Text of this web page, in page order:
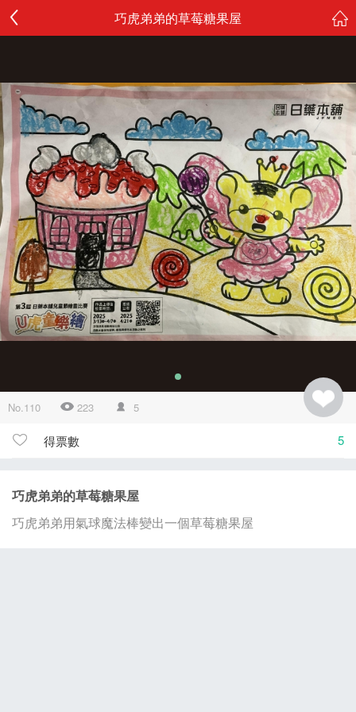
巧虎弟弟的草莓糖果屋
No.110 223 5
得票數 5
巧虎弟弟的草莓糖果屋
巧虎弟弟用氣球魔法棒變出一個草莓糖果屋